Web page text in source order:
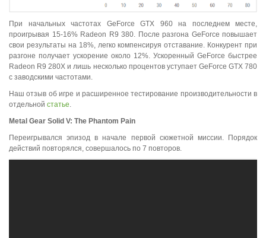
При начальных частотах GeForce GTX 960 на последнем месте,
проигрывая 15-16% Radeon R9 380. После разгона GeForce повышает
свои результаты на 18%, легко компенсируя отставание. Конкурент при
разгоне получает ускорение около 12%. Ускоренный GeForce быстрее
Radeon R9 280X и лишь несколько процентов уступает GeForce GTX 780
с заводскими частотами.
Наш отзыв об игре и расширенное тестирование производительности в
отдельной статье.
Metal Gear Solid V: The Phantom Pain
Переигрывался эпизод в начале первой сюжетной миссии. Порядок
действий повторялся, совершалось по 7 повторов.